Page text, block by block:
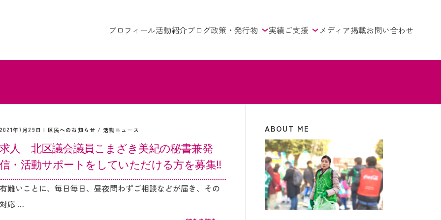
プロフィール活動紹介ブログ政策・発行物 実績ご支援 メディア掲載お問い合わせ
2021年7月29日 | 区民へのお知らせ / 活動ニュース
求人 北区議会議員こまざき美紀の秘書兼発
信・活動サポートをしていただける方を募集‼︎
有難いことに、毎日毎日、昼夜問わずご相談などが届き、その
対応 …
ABOUT ME